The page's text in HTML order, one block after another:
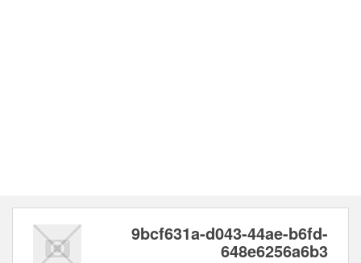
9bcf631a-d043-44ae-b6fd-
648e6256a6b3